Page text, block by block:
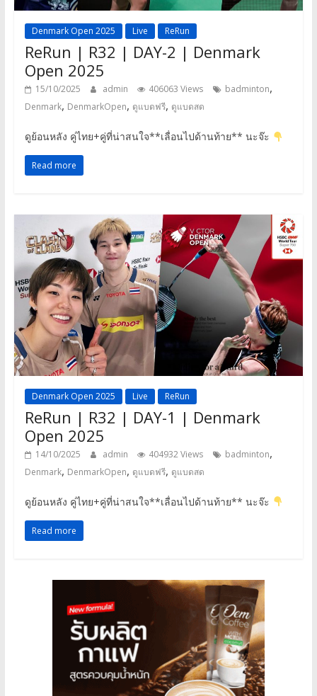
Denmark Open 2025 Live ReRun
ReRun | R32 | DAY-2 | Denmark
Open 2025
15/10/2025 admin 406063 Views badminton,
Denmark, DenmarkOpen, ดูแบดฟรี, ดูแบดสด
ดูย้อนหลัง คู่ไทย+คู่ที่น่าสนใจ**เลื่อนไปด้านท้าย** นะจ๊ะ
Read more
Denmark Open 2025 Live ReRun
ReRun | R32 | DAY-1 | Denmark
Open 2025
14/10/2025 admin 404932 Views badminton,
Denmark, DenmarkOpen, ดูแบดฟรี, ดูแบดสด
ดูย้อนหลัง คู่ไทย+คู่ที่น่าสนใจ**เลื่อนไปด้านท้าย** นะจ๊ะ
Read more